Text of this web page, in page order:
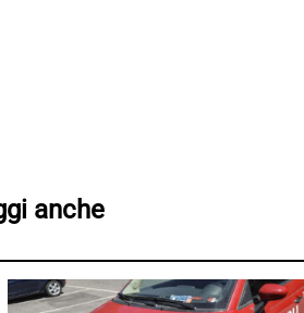
anche